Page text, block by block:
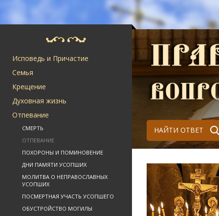
Исповедь и Причастие
Семья
Крещение
Духовная жизнь
Отпевание
СМЕРТЬ
ОТПЕВАНИЕ
ПОХОРОНЫ И ПОМИНОВЕНИЕ
ДНИ ПАМЯТИ УСОПШИХ
МОЛИТВА О НЕПРАВОСЛАВНЫХ
УСОПШИХ
ПОСМЕРТНАЯ УЧАСТЬ УСОПШЕГО
ОБУСТРОЙСТВО МОГИЛЫ
НАЙТИ ОТВЕТ